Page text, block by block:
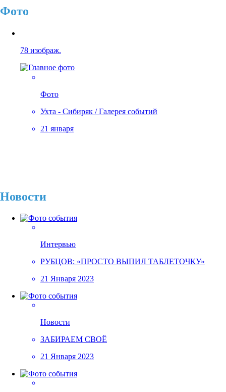
Фото
78 изображ.
Фото
Ухта - Сибиряк / Галерея событий
21 января
Новости
Интервью
РУБЦОВ: «ПРОСТО ВЫПИЛ ТАБЛЕТОЧКУ»
21 Января 2023
Новости
ЗАБИРАЕМ СВОЁ
21 Января 2023